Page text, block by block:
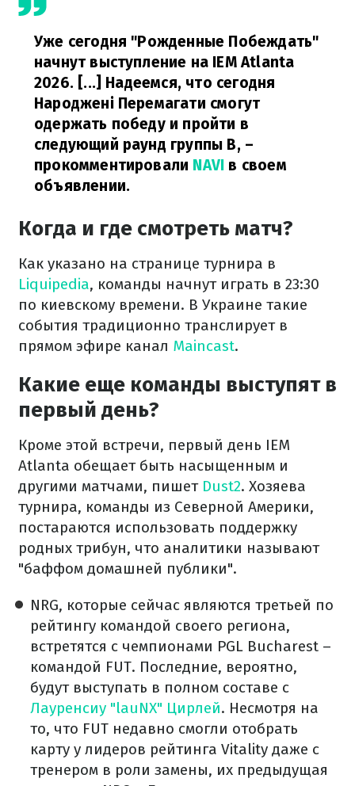
Уже сегодня "Рожденные Побеждать"
начнут выступление на IEM Atlanta
2026. [...] Надеемся, что сегодня
Народжені Перемагати смогут
одержать победу и пройти в
следующий раунд группы B, –
прокомментировали NAVI в своем
объявлении.
Когда и где смотреть матч?
Как указано на странице турнира в
Liquipedia, команды начнут играть в 23:30
по киевскому времени. В Украине такие
события традиционно транслирует в
прямом эфире канал Maincast.
Какие еще команды выступят в
первый день?
Кроме этой встречи, первый день IEM
Atlanta обещает быть насыщенным и
другими матчами, пишет Dust2. Хозяева
турнира, команды из Северной Америки,
постараются использовать поддержку
родных трибун, что аналитики называют
"баффом домашней публики".
NRG, которые сейчас являются третьей по
рейтингу командой своего региона,
встретятся с чемпионами PGL Bucharest –
командой FUT. Последние, вероятно,
будут выступать в полном составе с
Лауренсиу "lauNX" Цирлей. Несмотря на
то, что FUT недавно смогли отобрать
карту у лидеров рейтинга Vitality даже с
тренером в роли замены, их предыдущая